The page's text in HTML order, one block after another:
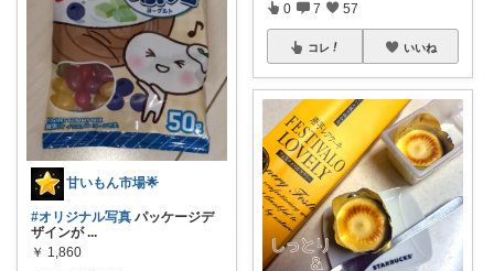
甘いもん市場🌟
#オリジナル写真 パッケージデ
ザインが ...
￥ 1,860
0 7 57
コレ いいね